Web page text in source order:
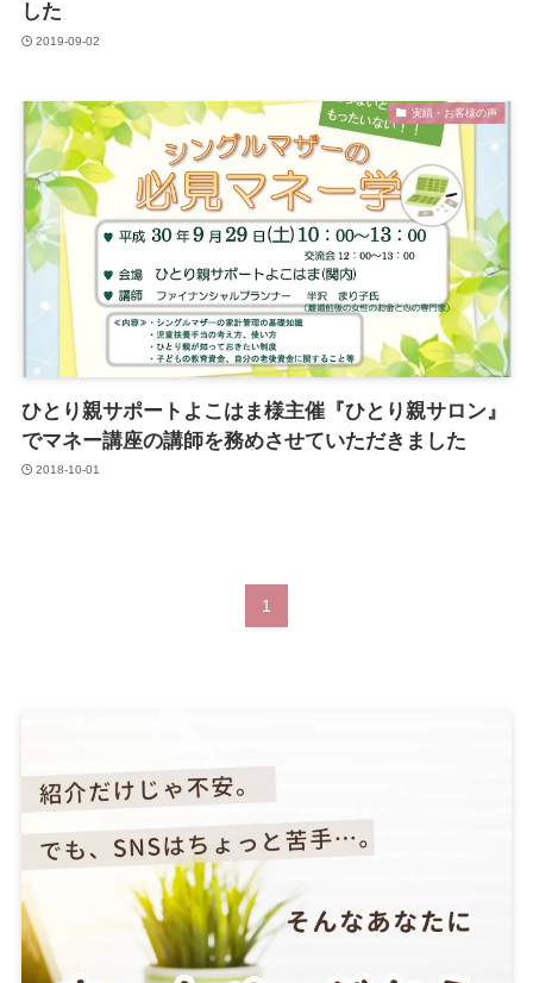
した
2019-09-02
実績・お客様の声
ひとり親サポートよこはま様主催『ひとり親サロン』
でマネー講座の講師を務めさせていただきました
2018-10-01
1